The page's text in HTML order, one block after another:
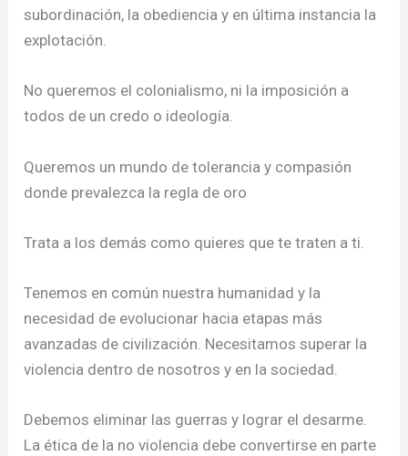
subordinación, la obediencia y en última instancia la
explotación.
No queremos el colonialismo, ni la imposición a
todos de un credo o ideología.
Queremos un mundo de tolerancia y compasión
donde prevalezca la regla de oro
Trata a los demás como quieres que te traten a ti.
Tenemos en común nuestra humanidad y la
necesidad de evolucionar hacia etapas más
avanzadas de civilización. Necesitamos superar la
violencia dentro de nosotros y en la sociedad.
Debemos eliminar las guerras y lograr el desarme.
La ética de la no violencia debe convertirse en parte